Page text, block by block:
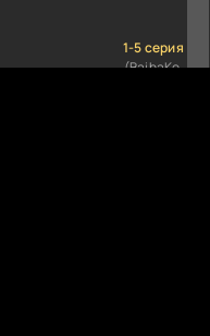
1-5 серия
(BaibaKo,